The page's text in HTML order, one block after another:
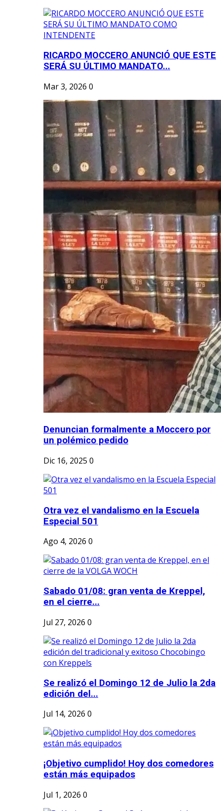
RICARDO MOCCERO ANUNCIÓ QUE ESTE
SERÁ SU ÚLTIMO MANDATO...
Mar 3, 2026 0
Denuncian formalmente a Moccero por
un polémico pedido
Dic 16, 2025 0
Otra vez el vandalismo en la Escuela
Especial 501
Ago 4, 2026 0
Sabado 01/08: gran venta de Kreppel,
en el cierre...
Jul 27, 2026 0
Se realizó el Domingo 12 de Julio la 2da
edición del...
Jul 14, 2026 0
¡Objetivo cumplido! Hoy dos comedores
están más equipados
Jul 1, 2026 0